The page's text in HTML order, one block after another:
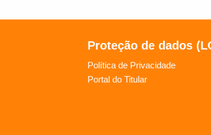
Proteção de dados
Política de Privacidade
Portal do Titular